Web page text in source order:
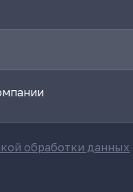
обработки данных